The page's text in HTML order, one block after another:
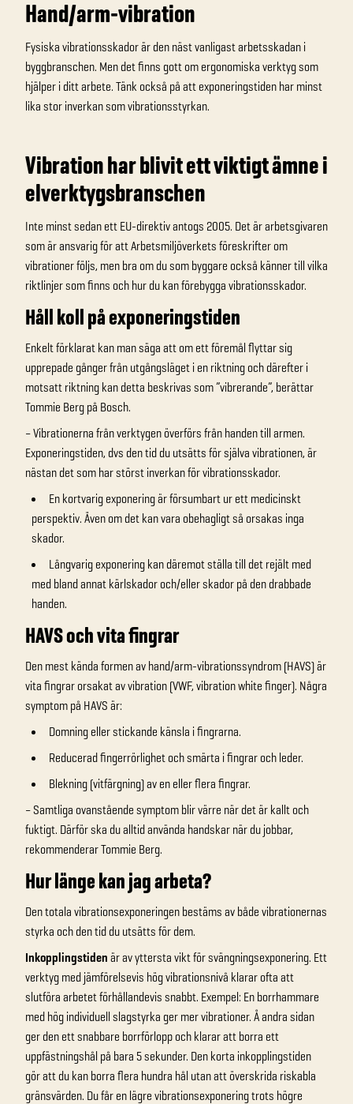
Hand/arm-vibration
Fysiska vibrationsskador är den näst vanligast arbetsskadan i
byggbranschen. Men det finns gott om ergonomiska verktyg som
hjälper i ditt arbete. Tänk också på att exponeringstiden har minst
lika stor inverkan som vibrationsstyrkan.
Vibration har blivit ett viktigt ämne i
elverktygsbranschen
Inte minst sedan ett EU-direktiv antogs 2005. Det är arbetsgivaren
som är ansvarig för att Arbetsmiljöverkets föreskrifter om
vibrationer följs, men bra om du som byggare också känner till vilka
riktlinjer som finns och hur du kan förebygga vibrationsskador.
Håll koll på exponeringstiden
Enkelt förklarat kan man säga att om ett föremål flyttar sig
upprepade gånger från utgångsläget i en riktning och därefter i
motsatt riktning kan detta beskrivas som ”vibrerande”, berättar
Tommie Berg på Bosch.
– Vibrationerna från verktygen överförs från handen till armen.
Exponeringstiden, dvs den tid du utsätts för själva vibrationen, är
nästan det som har störst inverkan för vibrationsskador.
En kortvarig exponering är försumbart ur ett medicinskt
perspektiv. Även om det kan vara obehagligt så orsakas inga
skador.
Långvarig exponering kan däremot ställa till det rejält med
med bland annat kärlskador och/eller skador på den drabbade
handen.
HAVS och vita fingrar
Den mest kända formen av hand/arm-vibrationssyndrom (HAVS) är
vita fingrar orsakat av vibration (VWF, vibration white finger). Några
symptom på HAVS är:
Domning eller stickande känsla i fingrarna.
Reducerad fingerrörlighet och smärta i fingrar och leder.
Blekning (vitfärgning) av en eller flera fingrar.
– Samtliga ovanstående symptom blir värre när det är kallt och
fuktigt. Därför ska du alltid använda handskar när du jobbar,
rekommenderar Tommie Berg.
Hur länge kan jag arbeta?
Den totala vibrationsexponeringen bestäms av både vibrationernas
styrka och den tid du utsätts för dem.
Inkopplingstidenär av yttersta vikt för svängningsexponering. Ett
verktyg med jämförelsevis hög vibrationsnivå klarar ofta att
slutföra arbetet förhållandevis snabbt. Exempel: En borrhammare
med hög individuell slagstyrka ger mer vibrationer. Å andra sidan
ger den ett snabbare borrförlopp och klarar att borra ett
uppfästningshål på bara 5 sekunder. Den korta inkopplingstiden
gör att du kan borra flera hundra hål utan att överskrida riskabla
gränsvärden. Du får en lägre vibrationsexponering trots högre